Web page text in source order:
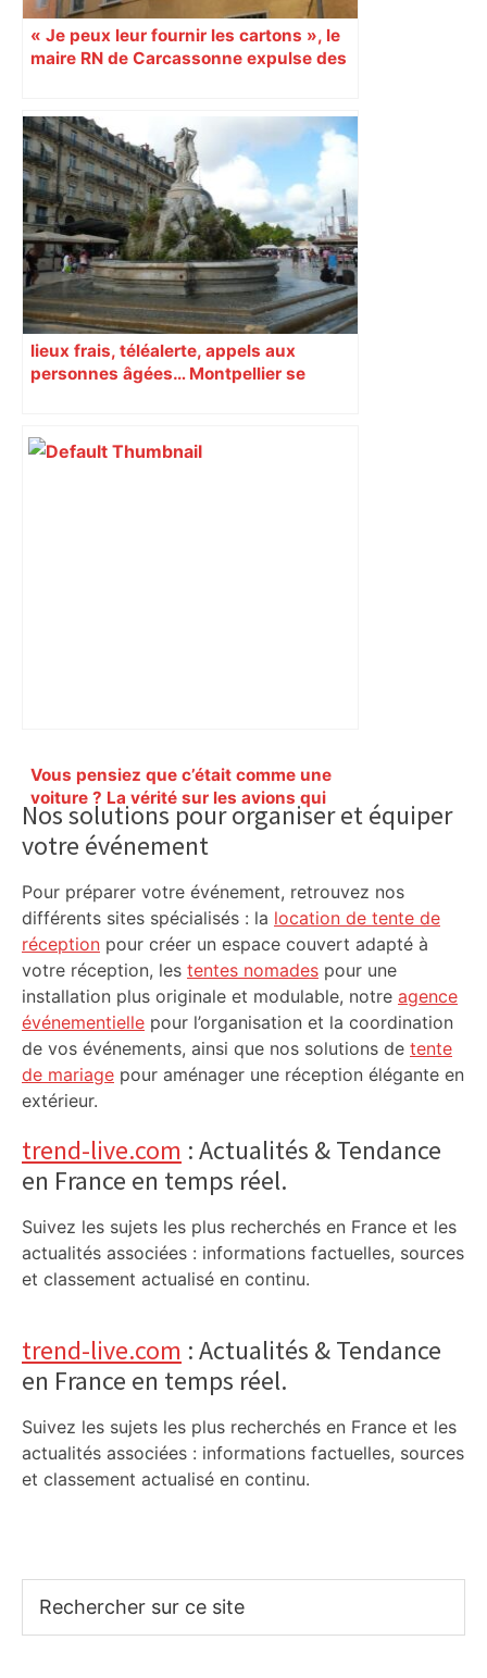
« Je peux leur fournir les cartons », le
maire RN de Carcassonne expulse des
lieux frais, téléalerte, appels aux
personnes âgées… Montpellier se
Vous pensiez que c’était comme une
voiture ? La vérité sur les avions qui
reculent – ici.fr
Primary
Sidebar
Nos solutions pour organiser et équiper
votre événement
Pour préparer votre événement, retrouvez nos
différents sites spécialisés : la location de tente de
réception pour créer un espace couvert adapté à
votre réception, les tentes nomades pour une
installation plus originale et modulable, notre agence
événementielle pour l’organisation et la coordination
de vos événements, ainsi que nos solutions de tente
de mariage pour aménager une réception élégante en
extérieur.
trend-live.com : Actualités & Tendance
en France en temps réel.
Suivez les sujets les plus recherchés en France et les
actualités associées : informations factuelles, sources
et classement actualisé en continu.
trend-live.com : Actualités & Tendance
en France en temps réel.
Suivez les sujets les plus recherchés en France et les
actualités associées : informations factuelles, sources
et classement actualisé en continu.
sur